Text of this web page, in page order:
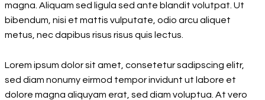
magna. Aliquam sed ligula sed ante blandit volutpat. Ut
bibendum, nisi et mattis vulputate, odio arcu aliquet
metus, nec dapibus risus risus quis lectus.
Lorem ipsum dolor sit amet, consetetur sadipscing elitr,
sed diam nonumy eirmod tempor invidunt ut labore et
dolore magna aliquyam erat, sed diam voluptua. At vero